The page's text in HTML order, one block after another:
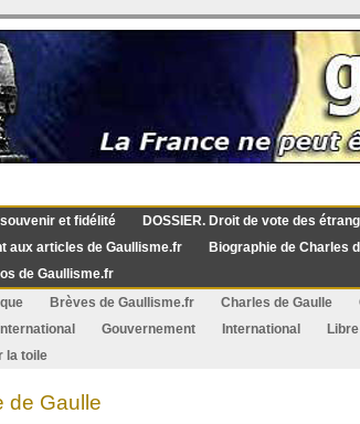
souvenir et fidélité DOSSIER. Droit de vote des
aux articles de Gaullisme.fr
Biographie de Charles
de Gaullisme.fr
Brèves de Gaullisme.fr Charles de Gaulle
Gouvernement International
la toile
de Gaulle